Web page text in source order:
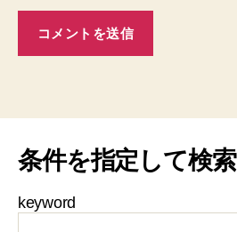
条件を指定して検索
keyword